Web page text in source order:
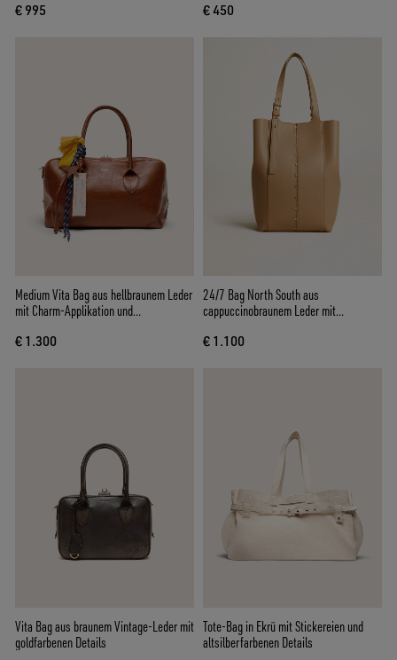
€ 995 € 450
Medium Vita Bag aus hellbraunem Leder
mit Charm-Applikation und
€ 1.300
24/7 Bag North South aus
cappuccinobraunem Leder mit
€ 1.100
Vita Bag aus braunem Vintage-Leder mit
goldfarbenen Details
Tote-Bag in Ekrü mit Stickereien und
altsilberfarbenen Details